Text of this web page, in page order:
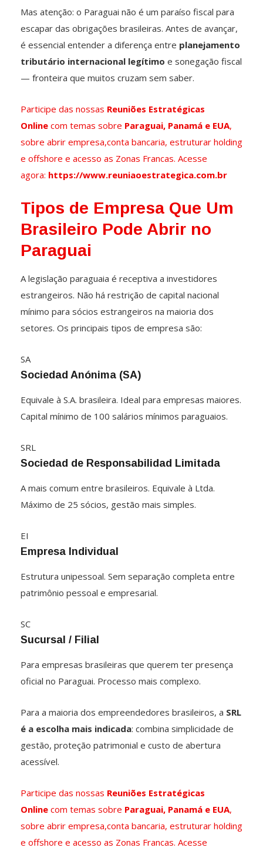
Mas atenção: o Paraguai não é um paraíso fiscal para
escapar das obrigações brasileiras. Antes de avançar,
é essencial entender a diferença entre planejamento
tributário internacional legítimo e sonegação fiscal
— fronteira que muitos cruzam sem saber.
Participe das nossas Reuniões Estratégicas
Online com temas sobre Paraguai, Panamá e EUA,
sobre abrir empresa,conta bancaria, estruturar holding
e offshore e acesso as Zonas Francas. Acesse
agora: https://www.reuniaoestrategica.com.br
Tipos de Empresa Que Um
Brasileiro Pode Abrir no
Paraguai
A legislação paraguaia é receptiva a investidores
estrangeiros. Não há restrição de capital nacional
mínimo para sócios estrangeiros na maioria dos
setores. Os principais tipos de empresa são:
SA
Sociedad Anónima (SA)
Equivale à S.A. brasileira. Ideal para empresas maiores.
Capital mínimo de 100 salários mínimos paraguaios.
SRL
Sociedad de Responsabilidad Limitada
A mais comum entre brasileiros. Equivale à Ltda.
Máximo de 25 sócios, gestão mais simples.
EI
Empresa Individual
Estrutura unipessoal. Sem separação completa entre
patrimônio pessoal e empresarial.
SC
Sucursal / Filial
Para empresas brasileiras que querem ter presença
oficial no Paraguai. Processo mais complexo.
Para a maioria dos empreendedores brasileiros, a SRL
é a escolha mais indicada: combina simplicidade de
gestão, proteção patrimonial e custo de abertura
acessível.
Participe das nossas Reuniões Estratégicas
Online com temas sobre Paraguai, Panamá e EUA,
sobre abrir empresa,conta bancaria, estruturar holding
e offshore e acesso as Zonas Francas. Acesse